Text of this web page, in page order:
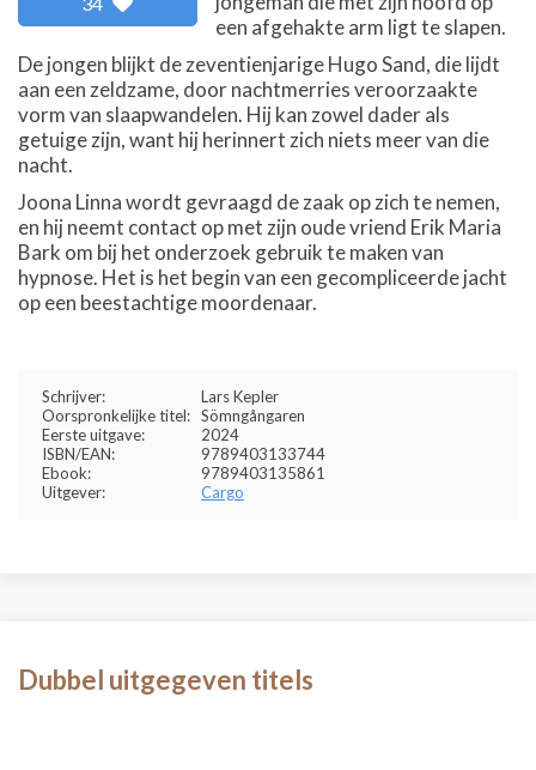
een afgehakte arm ligt te slapen.
De jongen blijkt de zeventienjarige Hugo Sand, die lijdt
aan een zeldzame, door nachtmerries veroorzaakte
vorm van slaapwandelen. Hij kan zowel dader als
getuige zijn, want hij herinnert zich niets meer van die
nacht.
Joona Linna wordt gevraagd de zaak op zich te nemen,
en hij neemt contact op met zijn oude vriend Erik Maria
Bark om bij het onderzoek gebruik te maken van
hypnose. Het is het begin van een gecompliceerde jacht
op een beestachtige moordenaar.
Schrijver:
Lars Kepler
Oorspronkelijke titel: Sömngångaren
Eerste uitgave:
2024
ISBN/EAN:
9789403133744
Ebook:
9789403135861
Uitgever:
Cargo
Dubbel uitgegeven titels